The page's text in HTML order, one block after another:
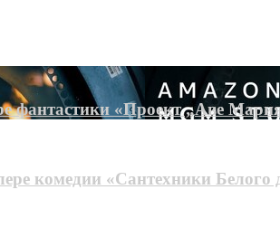
фантастики «Проект „Аве
комедии «Сантехники Белого